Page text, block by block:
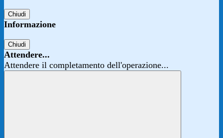
Chiudi
Informazione
Chiudi
Attendere...
Attendere il completamento dell'operazione...